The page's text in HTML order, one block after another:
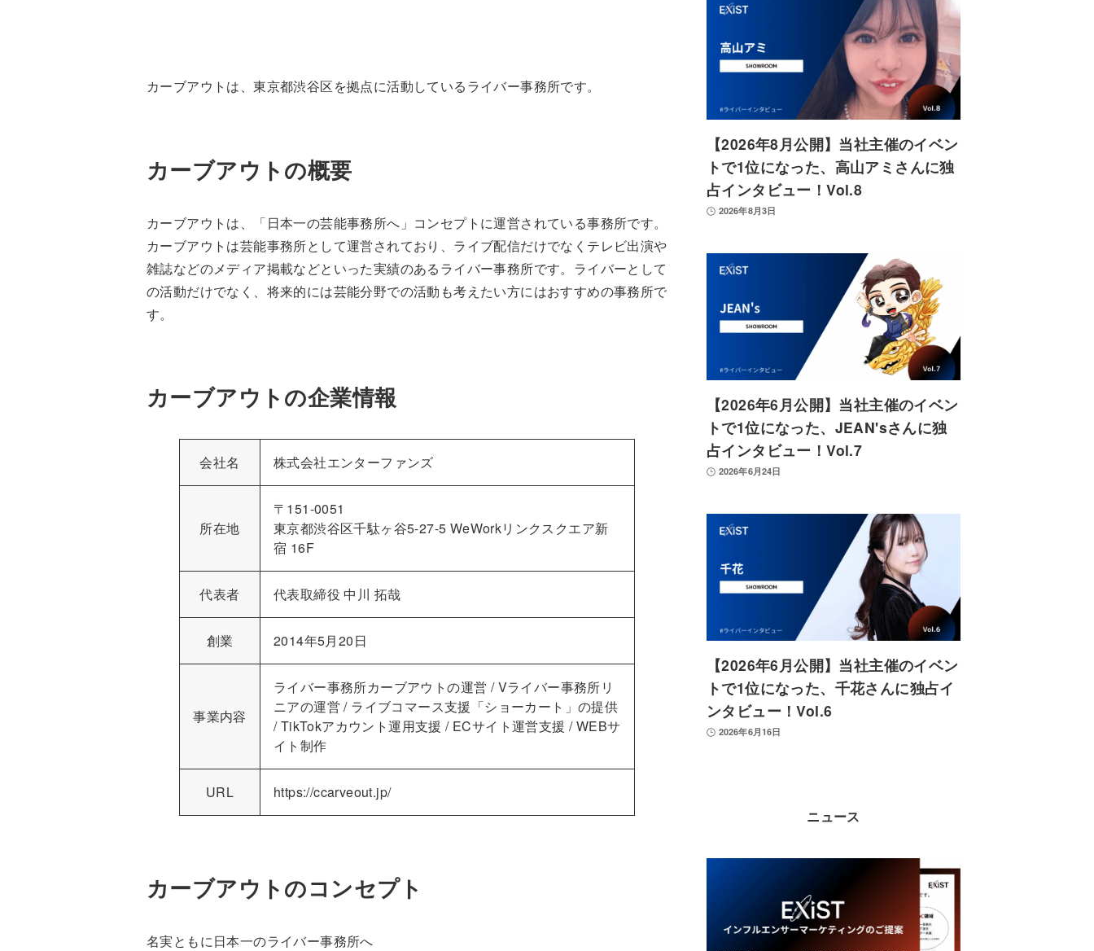
カーブアウトは、東京都渋谷区を拠点に活動しているライバー事務所です。
カーブアウトの概要
カーブアウトは、「日本一の芸能事務所へ」コンセプトに運営されている事務所です。
カーブアウトは芸能事務所として運営されており、ライブ配信だけでなくテレビ出演や
雑誌などのメディア掲載などといった実績のあるライバー事務所です。ライバーとして
の活動だけでなく、将来的には芸能分野での活動も考えたい方にはおすすめの事務所で
す。
カーブアウトの企業情報
会社名 株式会社エンターファンズ
所在地
〒151-0051
東京都渋谷区千駄ヶ谷5-27-5 WeWorkリンクスクエア新
宿 16F
代表者 代表取締役 中川 拓哉
創業 2014年5月20日
事業内容
ライバー事務所カーブアウトの運営 / Vライバー事務所リ
ニアの運営 / ライブコマース支援「ショーカート」の提供
/ TikTokアカウント運用支援 / ECサイト運営支援 / WEBサ
イト制作
URL https://ccarveout.jp/
カーブアウトのコンセプト
名実ともに日本一のライバー事務所へ
【2026年8月公開】当社主催のイベン
トで1位になった、高山アミさんに独
占インタビュー！Vol.8
2026年8月3日
【2026年6月公開】当社主催のイベン
トで1位になった、JEAN'sさんに独
占インタビュー！Vol.7
2026年6月24日
【2026年6月公開】当社主催のイベン
トで1位になった、千花さんに独占イ
ンタビュー！Vol.6
2026年6月16日
ニュース